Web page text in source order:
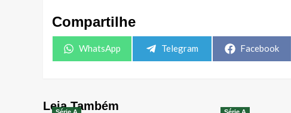
Compartilhe
Share
WhatsApp
Share
Telegram
Share
Facebook
Leia Também